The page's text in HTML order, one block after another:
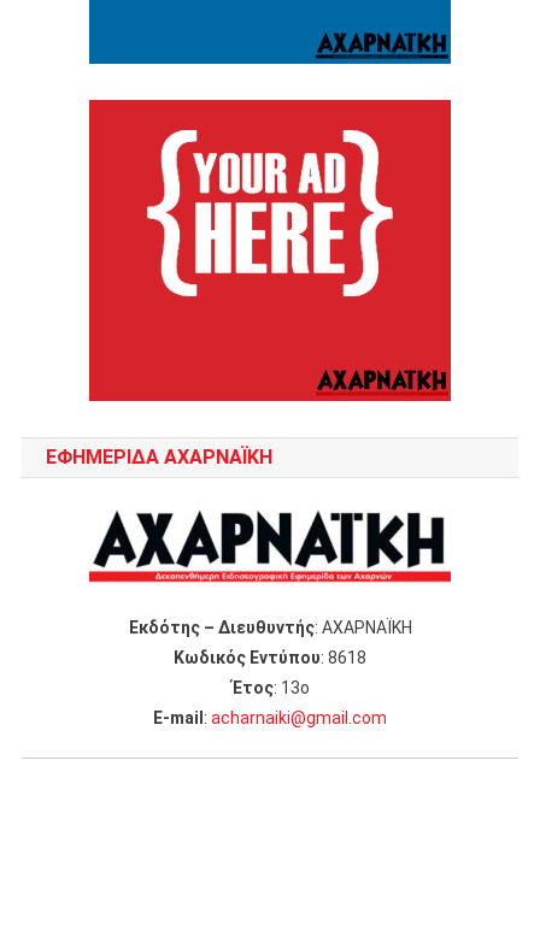
ΕΦΗΜΕΡΙΔΑ ΑΧΑΡΝΑΪΚΗ
Εκδότης – Διευθυντής: ΑΧΑΡΝΑΪΚΗ
Κωδικός Εντύπου: 8618
Έτος: 13ο
Ε-mail : acharnaiki@gmail.com